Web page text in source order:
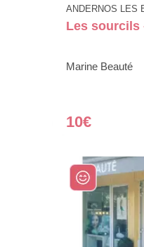
ANDERNOS LES
Les sourcils
Marine Beauté
10€